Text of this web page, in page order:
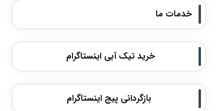
خدمات ما
خرید تیک آبی اینستاگرام
بازگردانی پیج اینستاگرام